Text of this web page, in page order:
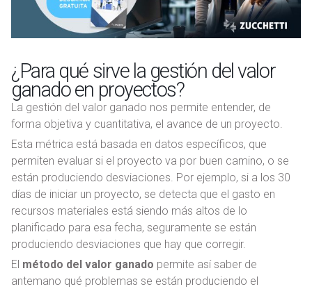
¿Para qué sirve la gestión del valor
ganado en proyectos?
La gestión del valor ganado nos permite entender, de
forma objetiva y cuantitativa, el avance de un proyecto.
Esta métrica está basada en datos específicos, que
permiten evaluar si el proyecto va por buen camino, o se
están produciendo desviaciones. Por ejemplo, si a los 30
días de iniciar un proyecto, se detecta que el gasto en
recursos materiales está siendo más altos de lo
planificado para esa fecha, seguramente se están
produciendo desviaciones que hay que corregir.
El método del valor ganado permite así saber de
antemano qué problemas se están produciendo el